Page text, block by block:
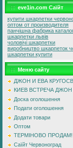
eve1in.com Саїйт
купити шкарпетки
оптом от производителя
панчішна фабрика
шкарпетки львів
чоловічі шкарпетки
виробництво шкарпеток
шкарпетки купити
Меню сайту
ДЖОН И ЕВА
КИЕВ ВСТРЕЧА ДЖОН
Доска оголошення
Подати оголошення
Додати товари
Оптом
ТЕРМІНОВО ПРОДАМ!
Саїйт Червоноград